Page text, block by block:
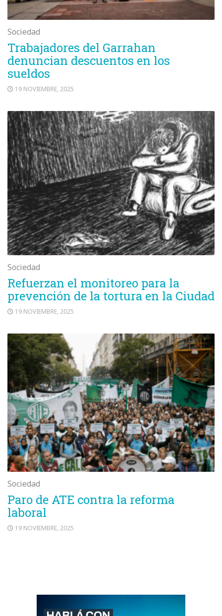
Sociedad
Trabajadores del Garrahan
denuncian descuentos en los
sueldos
19 NOVIEMBRE, 2025
Sociedad
Refuerzan el monitoreo para la
prevención de la tortura en la Ciudad
19 NOVIEMBRE, 2025
Sociedad
Paro de ATE contra la reforma
laboral
19 NOVIEMBRE, 2025